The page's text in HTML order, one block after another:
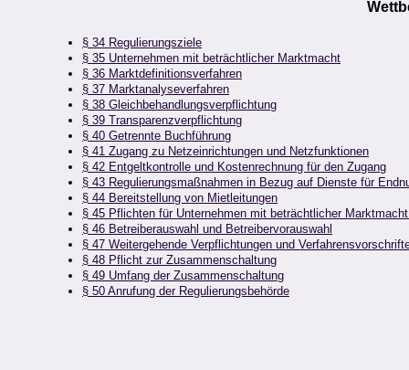
§ 34 Regulierungsziele
§ 35 Unternehmen mit beträchtlicher Marktmacht
§ 36 Marktdefinitionsverfahren
§ 37 Marktanalyseverfahren
§ 38 Gleichbehandlungsverpflichtung
§ 39 Transparenzverpflichtung
§ 40 Getrennte Buchführung
§ 41 Zugang zu Netzeinrichtungen und Netzfunktionen
§ 42 Entgeltkontrolle und Kostenrechnung für den Zugang
§ 43 Regulierungsmaßnahmen in Bezug auf Dienste für
§ 44 Bereitstellung von Mietleitungen
§ 45 Pflichten für Unternehmen mit beträchtlicher
§ 46 Betreiberauswahl und Betreibervorauswahl
§ 47 Weitergehende Verpflichtungen und
§ 48 Pflicht zur Zusammenschaltung
§ 49 Umfang der Zusammenschaltung
§ 50 Anrufung der Regulierungsbehörde